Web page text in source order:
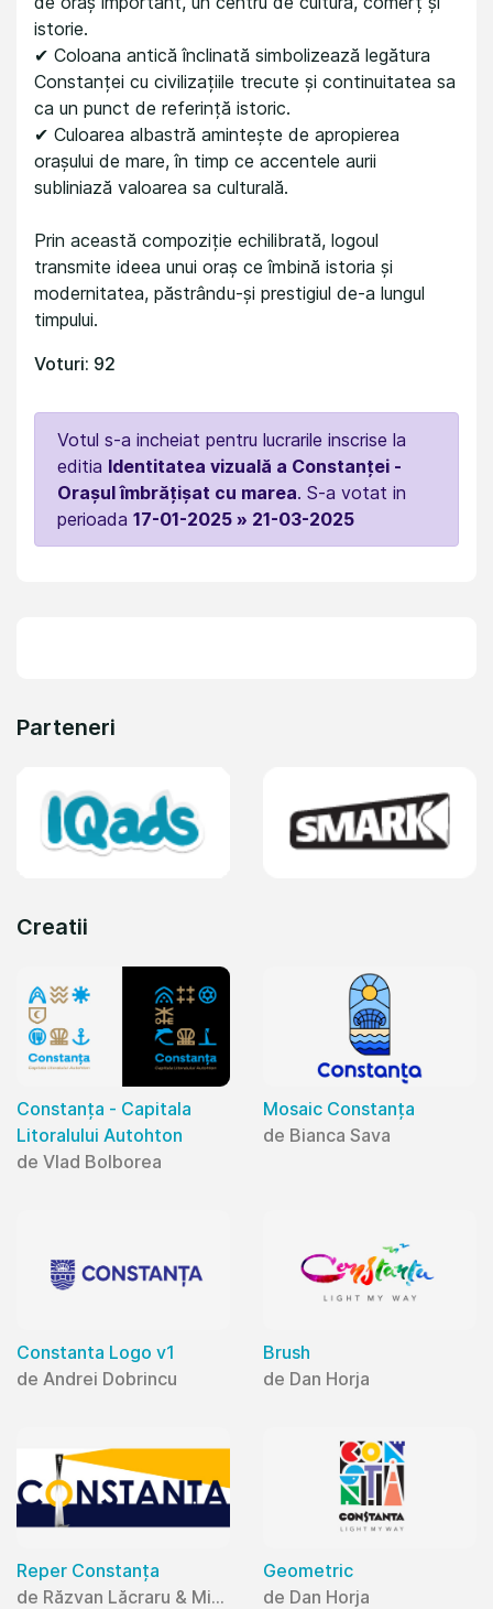
istorie.
✔ Coloana antică înclinată simbolizează legătura
Constanței cu civilizațiile trecute și continuitatea sa
ca un punct de referință istoric.
✔ Culoarea albastră amintește de apropierea
orașului de mare, în timp ce accentele aurii
subliniază valoarea sa culturală.
Prin această compoziție echilibrată, logoul
transmite ideea unui oraș ce îmbină istoria și
modernitatea, păstrându-și prestigiul de-a lungul
timpului.
Voturi: 92
Votul s-a incheiat pentru lucrarile inscrise la
editia Identitatea vizuală a Constanței -
Orașul îmbrățișat cu marea. S-a votat in
perioada 17-01-2025 » 21-03-2025
Parteneri
Creatii
Constanța - Capitala
Litoralului Autohton
de Vlad Bolborea
Mosaic Constanța
de Bianca Sava
Constanta Logo v1
de Andrei Dobrincu
Brush
de Dan Horja
Reper Constanța
de Răzvan Lăcraru & Mihaela Lăcraru
Geometric
de Dan Horja